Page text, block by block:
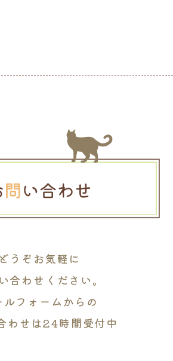
どうぞお気軽に
合わせください。
ルフォームからの
わせは24時間受付中